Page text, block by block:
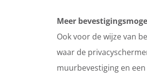
Meer
Ook voor de wijze van
waar de
muurbevestiging en